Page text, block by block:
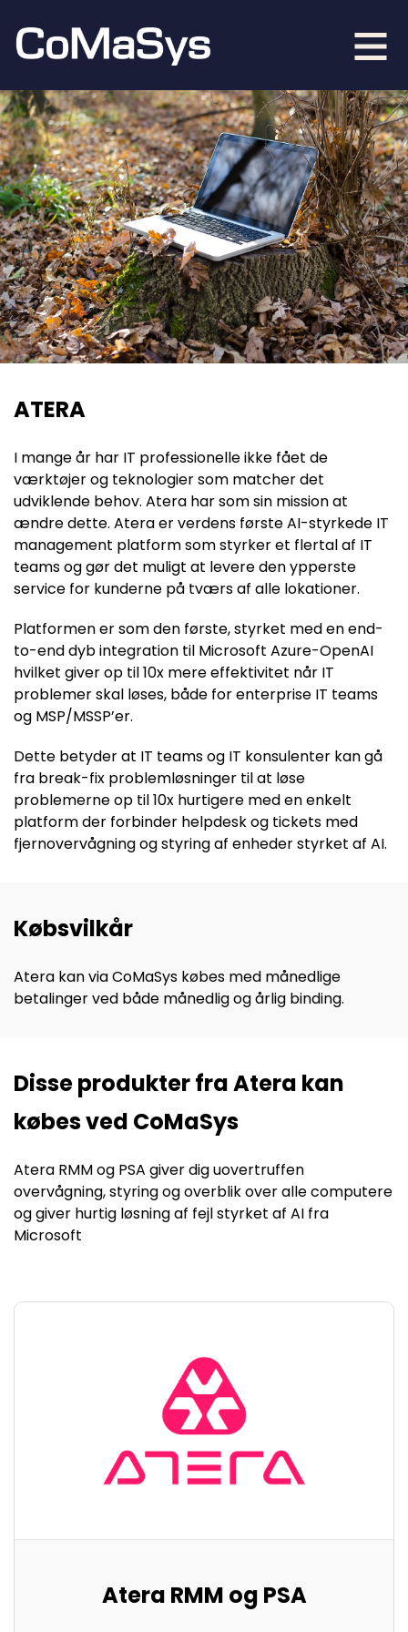
ATERA
I mange år har IT professionelle ikke fået de
værktøjer og teknologier som matcher det
udviklende behov. Atera har som sin mission at
ændre dette. Atera er verdens første AI-styrkede IT
management platform som styrker et flertal af IT
teams og gør det muligt at levere den ypperste
service for kunderne på tværs af alle lokationer.
Platformen er som den første, styrket med en end-
to-end dyb integration til Microsoft Azure-OpenAI
hvilket giver op til 10x mere effektivitet når IT
problemer skal løses, både for enterprise IT teams
og MSP/MSSP’er.
Dette betyder at IT teams og IT konsulenter kan gå
fra break-fix problemløsninger til at løse
problemerne op til 10x hurtigere med en enkelt
platform der forbinder helpdesk og tickets med
fjernovervågning og styring af enheder styrket af AI.
Købsvilkår
Atera kan via CoMaSys købes med månedlige
betalinger ved både månedlig og årlig binding.
Disse produkter fra Atera kan
købes ved CoMaSys
Atera RMM og PSA giver dig uovertruffen
overvågning, styring og overblik over alle computere
og giver hurtig løsning af fejl styrket af AI fra
Microsoft
Atera RMM og PSA